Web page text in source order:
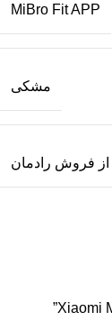
MiBro Fit APP
مشکی